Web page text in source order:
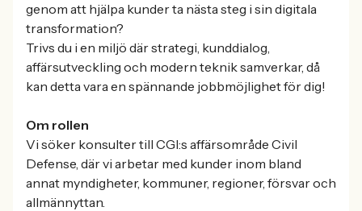
genom att hjälpa kunder ta nästa steg i sin digitala
transformation?
Trivs du i en miljö där strategi, kunddialog,
affärsutveckling och modern teknik samverkar, då
kan detta vara en spännande jobbmöjlighet för dig!
Om rollen
Vi söker konsulter till CGI:s affärsområde Civil
Defense, där vi arbetar med kunder inom bland
annat myndigheter, kommuner, regioner, försvar och
allmännyttan.